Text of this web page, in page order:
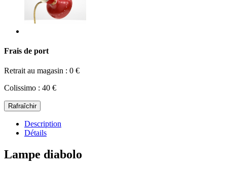
Frais de port
Retrait au magasin : 0 €
Colissimo : 40 €
Description
Détails
Lampe diabolo